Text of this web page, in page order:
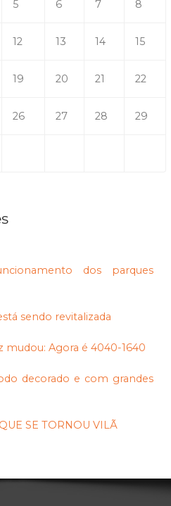
5 6 7 8
12 13 14 15
19 20 21 22
26 27 28 29
dos parques
sendo revitalizada
mudou: Agora é 4040-1640
decorado e com grandes
SE TORNOU VILÃ